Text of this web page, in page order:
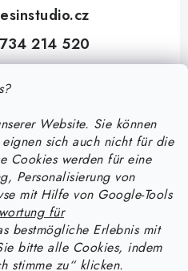
Website. Sie können
sich auch nicht für die
Cookies werden für eine
Personalisierung von
mit Hilfe von Google-Tools
für
bestmögliche Erlebnis mit
bitte alle Cookies, indem
stimme zu“ klicken.
214 520